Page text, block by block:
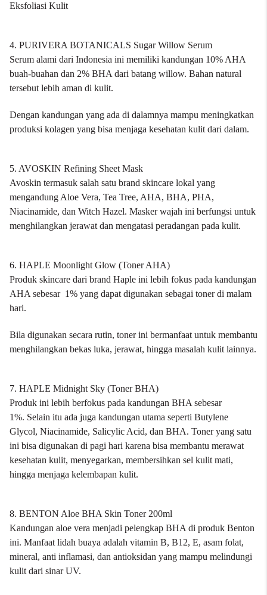
Eksfoliasi Kulit
4. PURIVERA BOTANICALS Sugar Willow Serum
Serum alami dari Indonesia ini memiliki kandungan 10% AHA
buah-buahan dan 2% BHA dari batang willow. Bahan natural
tersebut lebih aman di kulit.
Dengan kandungan yang ada di dalamnya mampu meningkatkan
produksi kolagen yang bisa menjaga kesehatan kulit dari dalam.
5. AVOSKIN Refining Sheet Mask
Avoskin termasuk salah satu brand skincare lokal yang
mengandung Aloe Vera, Tea Tree, AHA, BHA, PHA,
Niacinamide, dan Witch Hazel. Masker wajah ini berfungsi untuk
menghilangkan jerawat dan mengatasi peradangan pada kulit.
6. HAPLE Moonlight Glow (Toner AHA)
Produk skincare dari brand Haple ini lebih fokus pada kandungan
AHA sebesar 1% yang dapat digunakan sebagai toner di malam
hari.
Bila digunakan secara rutin, toner ini bermanfaat untuk membantu
menghilangkan bekas luka, jerawat, hingga masalah kulit lainnya.
7. HAPLE Midnight Sky (Toner BHA)
Produk ini lebih berfokus pada kandungan BHA sebesar
1%. Selain itu ada juga kandungan utama seperti Butylene
Glycol, Niacinamide, Salicylic Acid, dan BHA. Toner yang satu
ini bisa digunakan di pagi hari karena bisa membantu merawat
kesehatan kulit, menyegarkan, membersihkan sel kulit mati,
hingga menjaga kelembapan kulit.
8. BENTON Aloe BHA Skin Toner 200ml
Kandungan aloe vera menjadi pelengkap BHA di produk Benton
ini. Manfaat lidah buaya adalah vitamin B, B12, E, asam folat,
mineral, anti inflamasi, dan antioksidan yang mampu melindungi
kulit dari sinar UV.